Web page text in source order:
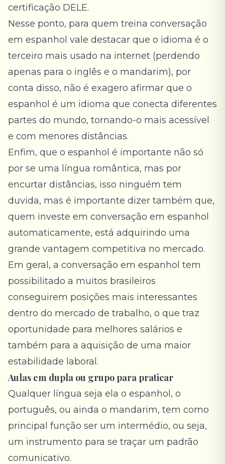
certificação DELE.
Nesse ponto, para quem treina conversação
em espanhol vale destacar que o idioma é o
terceiro mais usado na internet (perdendo
apenas para o inglês e o mandarim), por
conta disso, não é exagero afirmar que o
espanhol é um idioma que conecta diferentes
partes do mundo, tornando-o mais acessível
e com menores distâncias.
Enfim, que o espanhol é importante não só
por se uma língua romântica, mas por
encurtar distâncias, isso ninguém tem
duvida, mas é importante dizer também que,
quem investe em conversação em espanhol
automaticamente, está adquirindo uma
grande vantagem competitiva no mercado.
Em geral, a conversação em espanhol tem
possibilitado a muitos brasileiros
conseguirem posições mais interessantes
dentro do mercado de trabalho, o que traz
oportunidade para melhores salários e
também para a aquisição de uma maior
estabilidade laboral.
Aulas em dupla ou grupo para praticar
Qualquer língua seja ela o espanhol, o
português, ou ainda o mandarim, tem como
principal função ser um intermédio, ou seja,
um instrumento para se traçar um padrão
comunicativo.